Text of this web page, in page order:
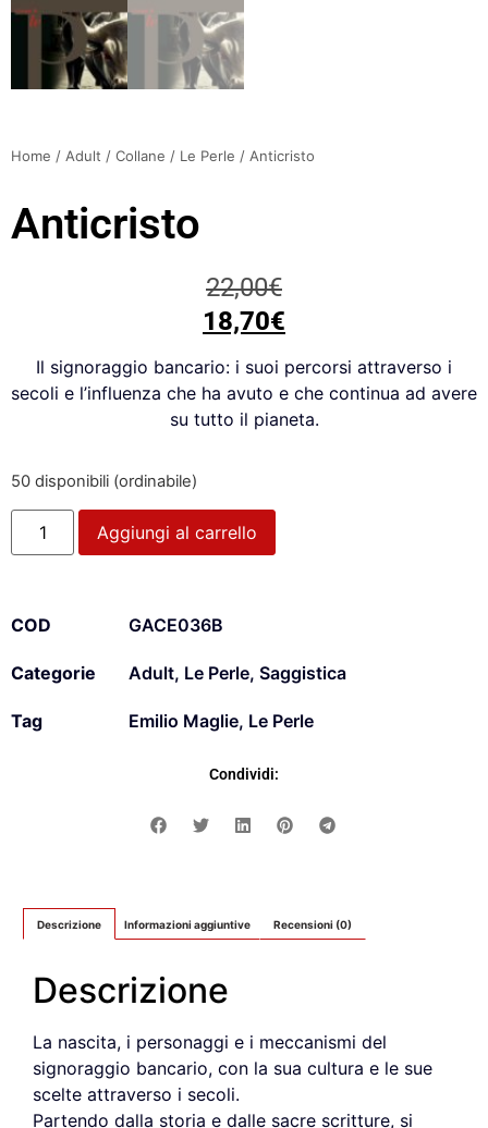
Home / Adult / Collane / Le Perle / Anticristo
Anticristo
22,00€
18,70€
Il signoraggio bancario: i suoi percorsi attraverso i
secoli e l’influenza che ha avuto e che continua ad avere
su tutto il pianeta.
50 disponibili (ordinabile)
Aggiungi al carrello
COD GACE036B
Categorie Adult, Le Perle, Saggistica
Tag Emilio Maglie, Le Perle
Condividi:
Descrizione Informazioni aggiuntive Recensioni (0)
Descrizione
La nascita, i personaggi e i meccanismi del
signoraggio bancario, con la sua cultura e le sue
scelte attraverso i secoli.
Partendo dalla storia e dalle sacre scritture, si